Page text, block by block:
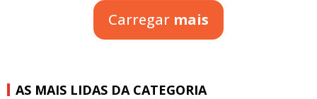
Carregar mais
AS MAIS LIDAS DA CATEGORIA